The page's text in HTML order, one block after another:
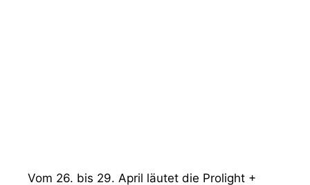
Vom 26. bis 29. April läutet die Prolight +